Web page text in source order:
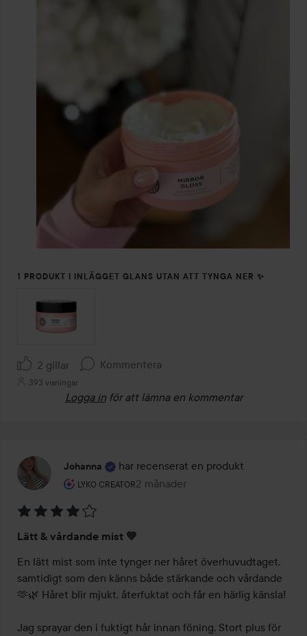
1 PRODUKT I INLÄGGET GLANS UTAN ATT TYNGA NER ✨
2 gillar Kommentera
393 visningar
Logga in för att lämna en kommentar
Johanna har recenserat en produkt
LYKO CREATOR
Användarens roll: Lyko Creator.
2 månader
Inlägget skapades 2 månader
4
av
5
Lätt & vårdande mist 💚
En lätt mist som inte tynger ner håret överhuvudtaget,
samtidigt som den känns både stärkande och vårdande
🫶🌿 Håret blir mjukt, återfuktat och får en härlig känsla!
Jag sprayar den i fuktigt hår innan föning. Stort plus för